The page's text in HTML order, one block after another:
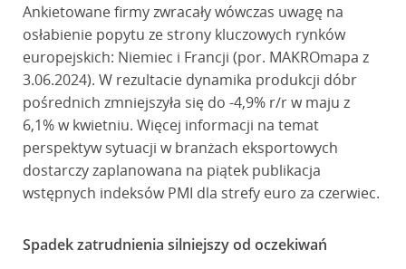
Ankietowane firmy zwracały wówczas uwagę na
osłabienie popytu ze strony kluczowych rynków
europejskich: Niemiec i Francji (por. MAKROmapa z
3.06.2024). W rezultacie dynamika produkcji dóbr
pośrednich zmniejszyła się do -4,9% r/r w maju z
6,1% w kwietniu. Więcej informacji na temat
perspektyw sytuacji w branżach eksportowych
dostarczy zaplanowana na piątek publikacja
wstępnych indeksów PMI dla strefy euro za czerwiec.
Spadek zatrudnienia silniejszy od oczekiwań